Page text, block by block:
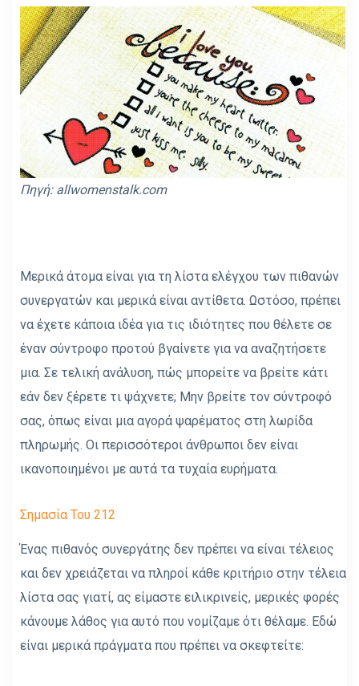
Πηγή: allwomenstalk.com
Μερικά άτομα είναι για τη λίστα ελέγχου των πιθανών
συνεργατών και μερικά είναι αντίθετα. Ωστόσο, πρέπει
να έχετε κάποια ιδέα για τις ιδιότητες που θέλετε σε
έναν σύντροφο προτού βγαίνετε για να αναζητήσετε
μια. Σε τελική ανάλυση, πώς μπορείτε να βρείτε κάτι
εάν δεν ξέρετε τι ψάχνετε; Μην βρείτε τον σύντροφό
σας, όπως είναι μια αγορά ψαρέματος στη λωρίδα
πληρωμής. Οι περισσότεροι άνθρωποι δεν είναι
ικανοποιημένοι με αυτά τα τυχαία ευρήματα.
Σημασία Του 212
Ένας πιθανός συνεργάτης δεν πρέπει να είναι τέλειος
και δεν χρειάζεται να πληροί κάθε κριτήριο στην τέλεια
λίστα σας γιατί, ας είμαστε ειλικρινείς, μερικές φορές
κάνουμε λάθος για αυτό που νομίζαμε ότι θέλαμε. Εδώ
είναι μερικά πράγματα που πρέπει να σκεφτείτε: